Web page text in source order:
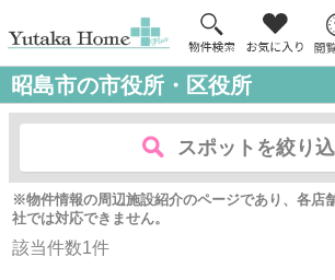
昭島市の市役所・区役所
スポットを絞り
※物件情報の周辺施設紹介のページであり、各店
社では対応できません。
該当件数1件